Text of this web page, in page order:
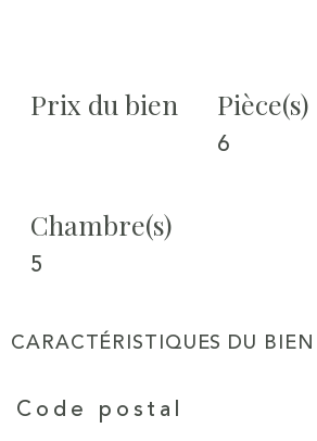
Prix du bien Pièce(s)
6
Chambre(s)
5
CARACTÉRISTIQUES DU BIEN
Caractéristiques Valeurs
Code postal